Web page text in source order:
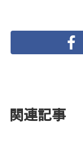
関連記事